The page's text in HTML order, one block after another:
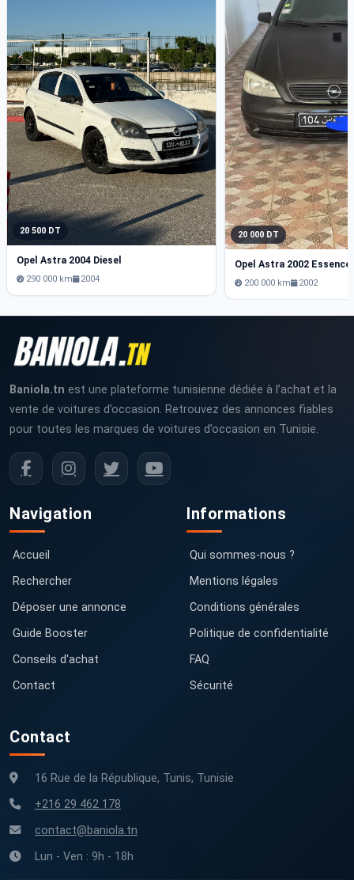
20 500 DT
Opel Astra 2004 Diesel
290 000 km 2004
20 000 DT
Opel Astra 2002 Essence
200 000 km 2002
Baniola.tn est une plateforme tunisienne dédiée à l’achat et la
vente de voitures d’occasion. Retrouvez des annonces fiables
pour toutes les marques de voitures d’occasion en Tunisie.
Navigation
Accueil
Rechercher
Déposer une annonce
Guide Booster
Conseils d'achat
Contact
Informations
Qui sommes-nous ?
Mentions légales
Conditions générales
Politique de confidentialité
FAQ
Sécurité
Contact
16 Rue de la République, Tunis, Tunisie
+216 29 462 178
contact@baniola.tn
Lun - Ven : 9h - 18h